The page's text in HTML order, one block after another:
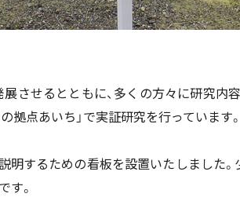
させるとともに、多くの方々に研究内
拠点あいち」で実証研究を行っています。
明するための看板を設置いたしました
す。